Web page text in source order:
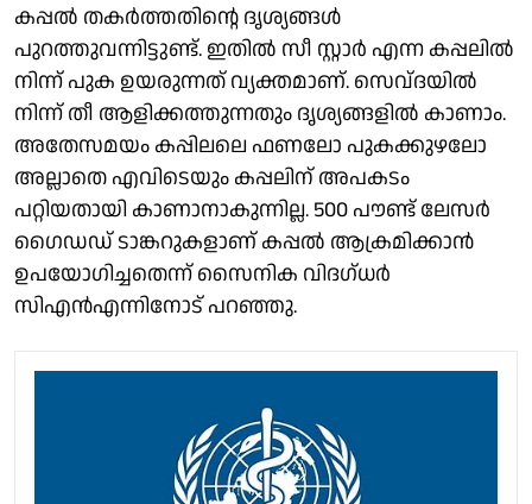
കപ്പല്‍ തകര്‍ത്തതിന്റെ ദൃശ്യങ്ങള്‍
പുറത്തുവന്നിട്ടുണ്ട്. ഇതില്‍ സീ സ്റ്റാര്‍ എന്ന കപ്പലില്‍
നിന്ന് പുക ഉയരുന്നത് വ്യക്തമാണ്. സെവ്ദയില്‍
നിന്ന് തീ ആളിക്കത്തുന്നതും ദൃശ്യങ്ങളില്‍ കാണാം.
അതേസമയം കപ്പിലലെ ഫണലോ പുകക്കുഴലോ
അല്ലാതെ എവിടെയും കപ്പലിന് അപകടം
പറ്റിയതായി കാണാനാകുന്നില്ല. 500 പൗണ്ട് ലേസര്‍
ഗൈഡഡ് ടാങ്കറുകളാണ് കപ്പല്‍ ആക്രമിക്കാന്‍
ഉപയോഗിച്ചതെന്ന് സൈനിക വിദഗ്ധര്‍
സിഎന്‍എന്നിനോട് പറഞ്ഞു.